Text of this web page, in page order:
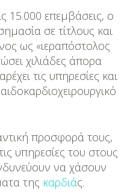
15.000 επεμβάσεις, ο
σε τίτλους και
ως «ιεραπόστολος
χιλιάδες άπορα
τις υπηρεσίες και
προσφορά τους,
υπηρεσίες του στους
να χάσουν
της καρδιάς.